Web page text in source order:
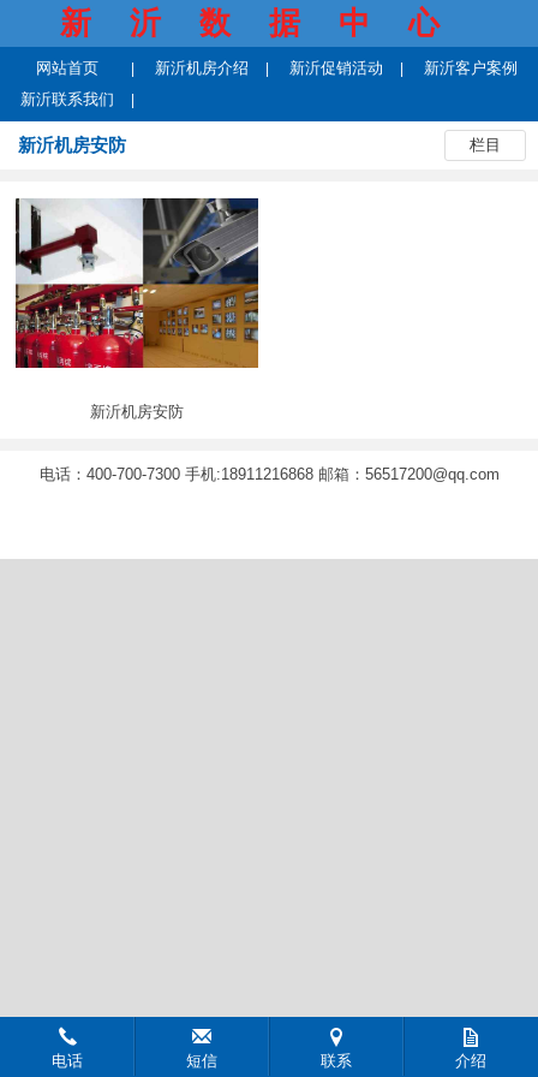
新沂数据中心
网站首页 新沂机房介绍 新沂促销活动
新沂客户案例
新沂联系我们
栏目
新沂机房安防
新沂机房安防
电话：400-700-7300 手机:18911216868 邮箱：56517200@qq.com
电话 短信 联系 介绍